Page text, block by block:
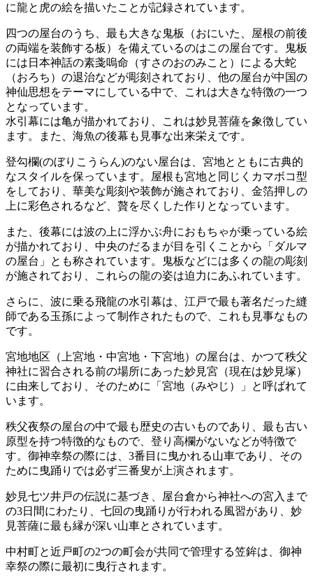
に龍と虎の絵を描いたことが記録されています。
四つの屋台のうち、最も大きな鬼板（おにいた、屋根の前後
の両端を装飾する板）を備えているのはこの屋台です。鬼板
には日本神話の素戔嗚命（すさのおのみこと）による大蛇
（おろち）の退治などが彫刻されており、他の屋台が中国の
神仙思想をテーマにしている中で、これは大きな特徴の一つ
となっています。
水引幕には亀が描かれており、これは妙見菩薩を象徴してい
ます。また、海魚の後幕も見事な出来栄えです。
登勾欄(のぼりこうらん)のない屋台は、宮地とともに古典的
なスタイルを保っています。屋根も宮地と同じくカマボコ型
をしており、華美な彫刻や装飾が施されており、金箔押しの
上に彩色されるなど、贅を尽くした作りとなっています。
また、後幕には波の上に浮かぶ舟におもちゃが乗っている絵
が描かれており、中央のだるまが目を引くことから「ダルマ
の屋台」とも称されています。鬼板などには多くの龍の彫刻
が施されており、これらの龍の姿は迫力にあふれています。
さらに、波に乗る飛龍の水引幕は、江戸で最も著名だった縫
師である玉孫によって制作されたもので、これも見事なもの
です。
宮地地区（上宮地・中宮地・下宮地）の屋台は、かつて秩父
神社に習合される前の場所にあった妙見宮（現在は妙見塚）
に由来しており、そのために「宮地（みやじ）」と呼ばれて
います。
秩父夜祭の屋台の中で最も歴史の古いものであり、最も古い
原型を持つ特徴的なもので、登り高欄がないなどが特徴で
す。御神幸祭の際には、3番目に曳かれる山車であり、その
ために曳踊りでは必ず三番叟が上演されます。
妙見七ツ井戸の伝説に基づき、屋台倉から神社への宮入まで
の3日間にわたり、七回の曳踊りが行われる風習があり、妙
見菩薩に最も縁が深い山車とされています。
中村町と近戸町の2つの町会が共同で管理する笠鉾は、御神
幸祭の際に最初に曳行されます。